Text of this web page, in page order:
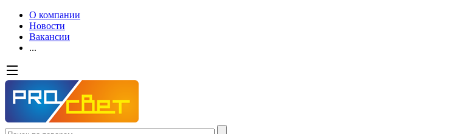
О компании
Новости
Вакансии
...